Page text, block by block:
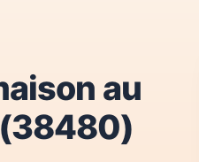
au